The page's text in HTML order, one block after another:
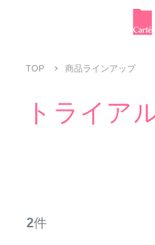
TOP 商品ラインアップ
トライア
2件